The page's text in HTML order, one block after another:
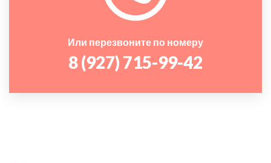
Или перезвоните по номеру
8 (927) 715-99-42